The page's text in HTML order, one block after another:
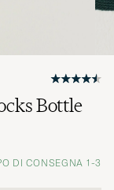
Bottle
DI CONSEGNA 1-3